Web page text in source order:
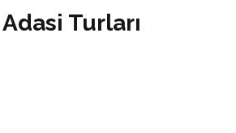
Turları